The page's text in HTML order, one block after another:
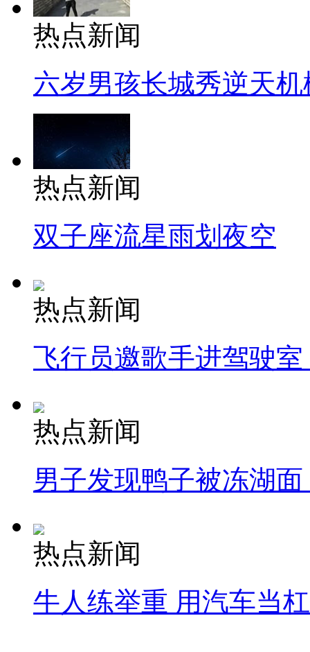
热点新闻
六岁男孩长城秀逆天机
热点新闻
双子座流星雨划夜空
热点新闻
飞行员邀歌手进驾驶
热点新闻
男子发现鸭子被冻湖
热点新闻
牛人练举重 用汽车当